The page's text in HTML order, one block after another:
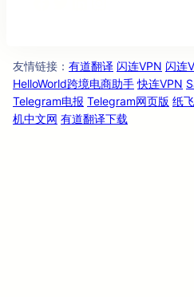
友情链接 ： 有道翻译 闪连VPN 闪连
HelloWorld跨境电商助手 快连VPN
Telegram电报 Telegram网页版 纸
机中文网 有道翻译下载